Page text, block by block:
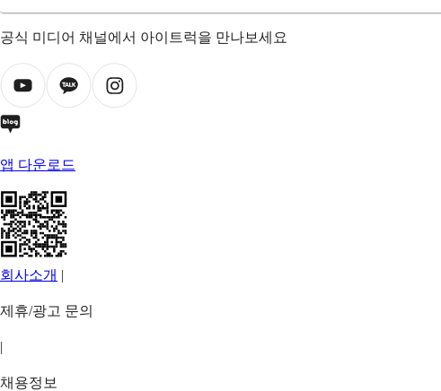
공식 미디어 채널에서 아이트럭을 만나보세요
앱 다운로드
회사소개 |
제휴/광고 문의
|
채용정보